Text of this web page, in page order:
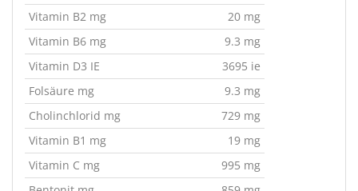
Vitamin B2 mg
20 mg
Vitamin B6 mg
9.3 mg
Vitamin D3 IE
3695 ie
Folsäure mg
9.3 mg
Cholinchlorid mg
729 mg
Vitamin B1 mg
19 mg
Vitamin C mg
995 mg